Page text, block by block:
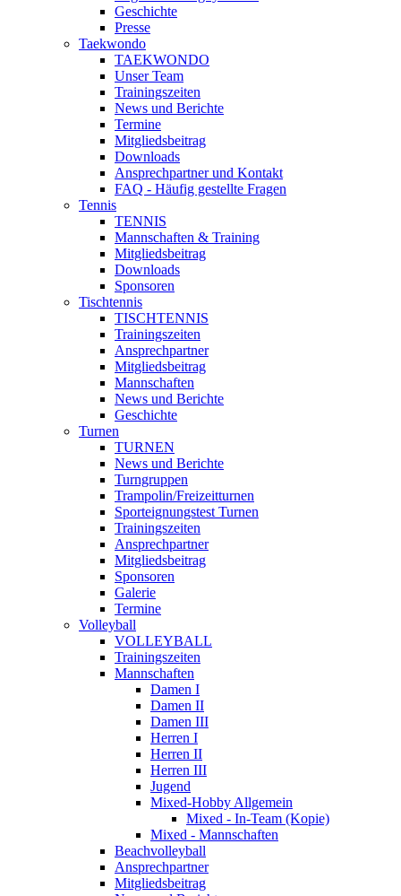
Geschichte
Presse
Taekwondo
TAEKWONDO
Unser Team
Trainingszeiten
News und Berichte
Termine
Mitgliedsbeitrag
Downloads
Ansprechpartner und Kontakt
FAQ - Häufig gestellte Fragen
Tennis
TENNIS
Mannschaften & Training
Mitgliedsbeitrag
Downloads
Sponsoren
Tischtennis
TISCHTENNIS
Trainingszeiten
Ansprechpartner
Mitgliedsbeitrag
Mannschaften
News und Berichte
Geschichte
Turnen
TURNEN
News und Berichte
Turngruppen
Trampolin/Freizeitturnen
Sporteignungstest Turnen
Trainingszeiten
Ansprechpartner
Mitgliedsbeitrag
Sponsoren
Galerie
Termine
Volleyball
VOLLEYBALL
Trainingszeiten
Mannschaften
Damen I
Damen II
Damen III
Herren I
Herren II
Herren III
Jugend
Mixed-Hobby Allgemein
Mixed - In-Team (Kopie)
Mixed - Mannschaften
Beachvolleyball
Ansprechpartner
Mitgliedsbeitrag